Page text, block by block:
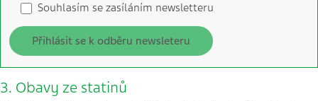
Souhlasím se zasíláním newsletteru
Přihlásit se k odběru newsleteru
3. Obavy ze statinů